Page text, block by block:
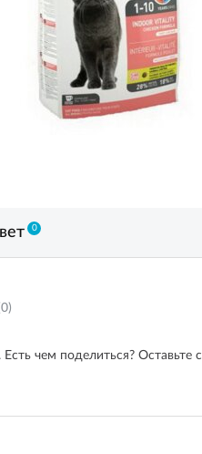
0
чем поделиться? Оставьте